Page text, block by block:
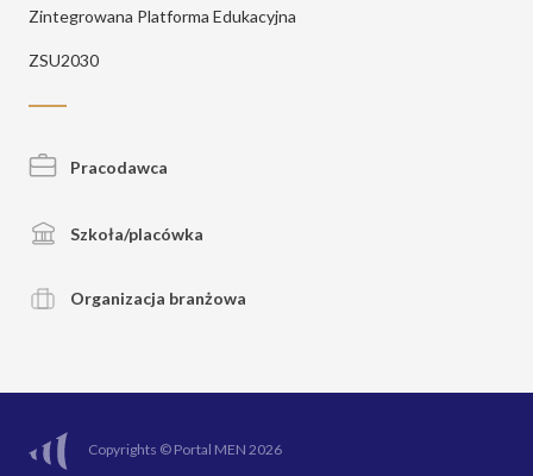
Zintegrowana Platforma Edukacyjna
ZSU2030
Pracodawca
Szkoła/placówka
Organizacja branżowa
Copyrights © Portal MEN 2026